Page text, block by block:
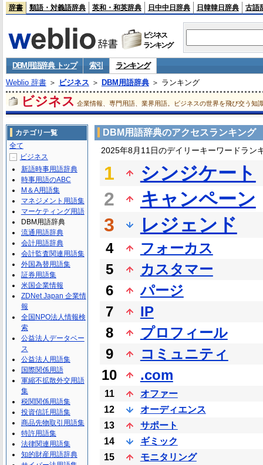
辞書 類語・対義語辞典 英和・和英辞典 日中中日辞典 日韓韓日辞典 古語
ビジネス
ランキング
DBM用語辞典 トップ 索引
ランキング
Weblio 辞書＞ ビジネス ＞ DBM用語辞典＞ ランキング
ビジネス 企業情報、専門用語、業界用語。ビジネスの世界を飛び交う知
DBM用語辞典のアクセスランキング
2025年8月11日のデイリーキーワードラン
1
シンジケート
2
キャンペーン
3
レジェンド
4
フォーカス
5
カスタマー
6
パージ
7
IP
8
プロフィール
9
コミュニティ
10
.com
11
オファー
12
オーディエンス
13
サポート
14
ギミック
15
モニタリング
カテゴリ一覧
全て
－
ビジネス
新語時事用語辞典
時事用語のABC
M＆A用語集
マネジメント用語集
マーケティング用語
DBM用語辞典
流通用語辞典
会計用語辞典
会計監査関連用語集
外国為替用語集
証券用語集
米国企業情報
ZDNet Japan 企業情
報
全国NPO法人情報検
索
公益法人データベー
ス
公益法人用語集
国際関係用語
軍縮不拡散外交用語
集
税関関係用語集
投資信託用語集
商品先物取引用語集
特許用語集
法律関連用語集
知的財産用語辞典